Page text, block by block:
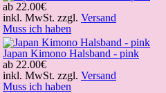
ab 22.00€
inkl. MwSt. zzgl. Versand
Muss ich haben
Japan Kimono Halsband - pink
ab 22.00€
inkl. MwSt. zzgl. Versand
Muss ich haben